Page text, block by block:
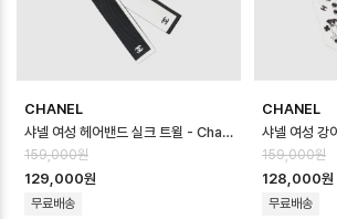
CHANEL
샤넬 여성 헤어밴드 실크 트윌 - Chanel Womens Silk Twill Hairba…
159,000원
129,000원
무료배송
CHANEL
159,000원
128,000원
무료배송